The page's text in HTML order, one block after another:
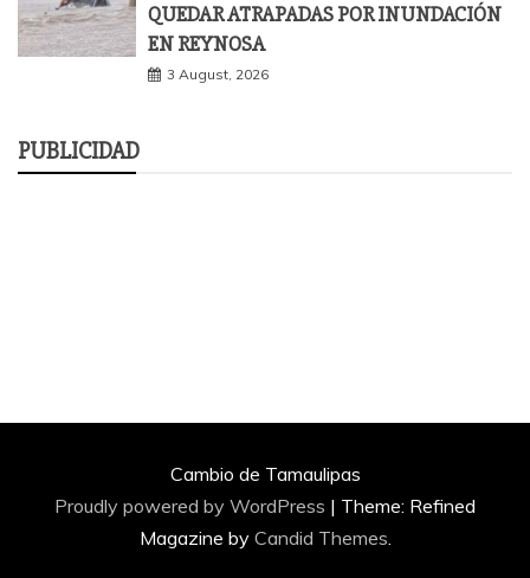
QUEDAR ATRAPADAS POR INUNDACIÓN
EN REYNOSA
3 August, 2026
PUBLICIDAD
Cambio de Tamaulipas
Proudly powered by WordPress | Theme: Refined
Magazine by Candid Themes.